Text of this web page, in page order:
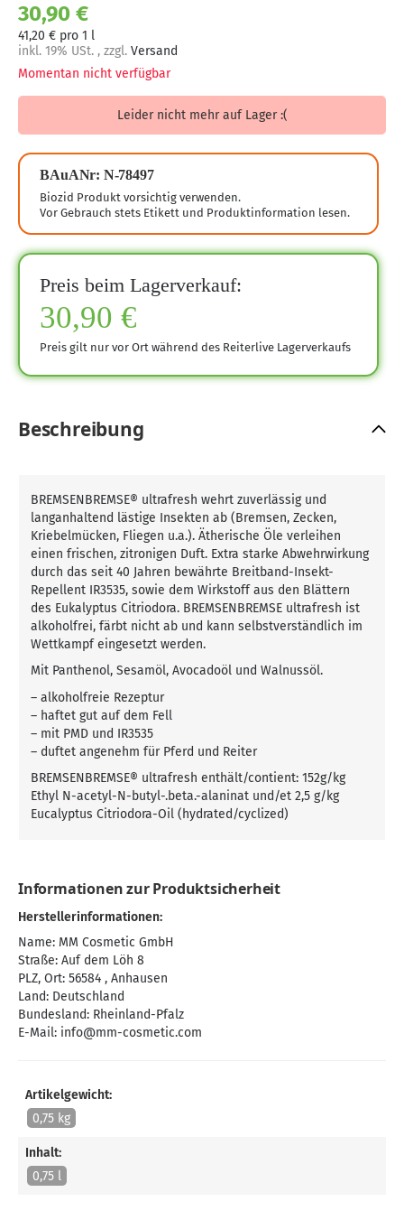
30,90 €
41,20 € pro 1 l
inkl. 19% USt. , zzgl. Versand
Momentan nicht verfügbar
Leider nicht mehr auf Lager :(
BAuANr: N-78497
Biozid Produkt vorsichtig verwenden.
Vor Gebrauch stets Etikett und Produktinformation lesen.
Preis beim Lagerverkauf:
30,90 €
Preis gilt nur vor Ort während des Reiterlive Lagerverkaufs
Beschreibung
BREMSENBREMSE® ultrafresh wehrt zuverlässig und
langanhaltend lästige Insekten ab (Bremsen, Zecken,
Kriebelmücken, Fliegen u.a.). Ätherische Öle verleihen
einen frischen, zitronigen Duft. Extra starke Abwehrwirkung
durch das seit 40 Jahren bewährte Breitband-Insekt-
Repellent IR3535, sowie dem Wirkstoff aus den Blättern
des Eukalyptus Citriodora. BREMSENBREMSE ultrafresh ist
alkoholfrei, färbt nicht ab und kann selbstverständlich im
Wettkampf eingesetzt werden.
Mit Panthenol, Sesamöl, Avocadoöl und Walnussöl.
– alkoholfreie Rezeptur
– haftet gut auf dem Fell
– mit PMD und IR3535
– duftet angenehm für Pferd und Reiter
BREMSENBREMSE® ultrafresh enthält/contient: 152g/kg
Ethyl N-acetyl-N-butyl-.beta.-alaninat und/et 2,5 g/kg
Eucalyptus Citriodora-Oil (hydrated/cyclized)
Informationen zur Produktsicherheit
Herstellerinformationen:
Name: MM Cosmetic GmbH
Straße: Auf dem Löh 8
PLZ, Ort: 56584 , Anhausen
Land: Deutschland
Bundesland: Rheinland-Pfalz
E-Mail: info@mm-cosmetic.com
Artikelgewicht:
0,75 kg
Inhalt:
0,75 l